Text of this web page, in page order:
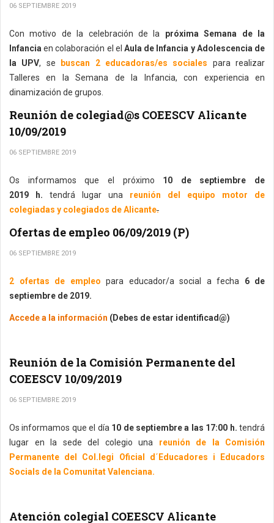
06 SEPTIEMBRE 2019
Con motivo de la celebración de la próxima Semana de la
Infancia en colaboración el el Aula de Infancia y Adolescencia de
la UPV, se buscan 2 educadoras/es sociales para realizar
Talleres en la Semana de la Infancia, con experiencia en
dinamización de grupos.
Reunión de colegiad@s COEESCV Alicante
10/09/2019
06 SEPTIEMBRE 2019
Os informamos que el próximo 10 de septiembre de
2019 h. tendrá lugar una reunión del equipo motor de
colegiadas y colegiados de Alicante.
Ofertas de empleo 06/09/2019 (P)
06 SEPTIEMBRE 2019
2 ofertas de empleo para educador/a social a fecha 6 de
septiembre de 2019.
Accede a la información (Debes de estar identificad@)
Reunión de la Comisión Permanente del
COEESCV 10/09/2019
06 SEPTIEMBRE 2019
Os informamos que el día 10 de septiembre a las 17:00 h. tendrá
lugar en la sede del colegio una reunión de la Comisión
Permanente del Col.legi Oficial d´Educadores i Educadors
Socials de la Comunitat Valenciana.
Atención colegial COEESCV Alicante